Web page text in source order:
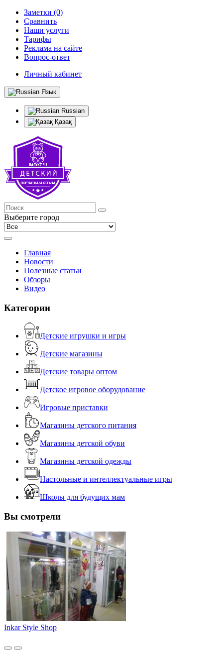
Заметки (0)
Сравнить
Наши услуги
Тарифы
Реклама на сайте
Вопрос-ответ
Личный кабинет
Язык
Russian
Қазақ
Выберите город
Главная
Новости
Полезные статьи
Обзоры
Видео
Категории
Детские игрушки и игры
Детские магазины
Детские товары оптом
Детское игровое оборудование
Игровые приставки
Магазины детского питания
Магазины детской обуви
Магазины детской одежды
Настольные и интеллектуальные игры
Школы для будущих мам
Вы смотрели
Inkar Style Shop